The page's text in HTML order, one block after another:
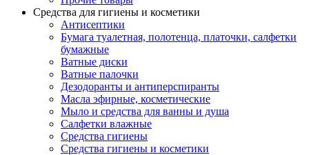
Средства для гигиены и косметики
Антисептики
Бумага туалетная, полотенца, платочки, салфетки
бумажные
Ватные диски
Ватные палочки
Дезодоранты и антиперспиранты
Масла эфирные, косметические
Мыло и средства для ванны и душа
Салфетки влажные
Средства гигиены
Средства гигиены и косметики